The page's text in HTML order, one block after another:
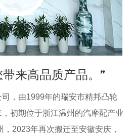
来高品质产品。”
，由1999年的瑞安市精邦凸轮
初期位于浙江温州的汽摩配产业
2023年再次搬迁至安徽安庆，